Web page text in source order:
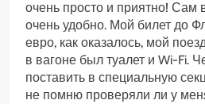
очень просто и приятно! Сам
очень удобно. Мой билет до
евро, как оказалось, мой
в вагоне был туалет и Wi-Fi.
поставить в специальную
не помню проверяли ли у